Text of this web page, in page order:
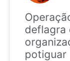
deflagra
potiguar